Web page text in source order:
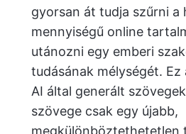
gyorsan át tudja szűrni a
mennyiségű online
utánozni egy emberi
tudásának mélységét. Ez
AI által generált
szövege csak egy újabb,
megkülönböztethetetlen